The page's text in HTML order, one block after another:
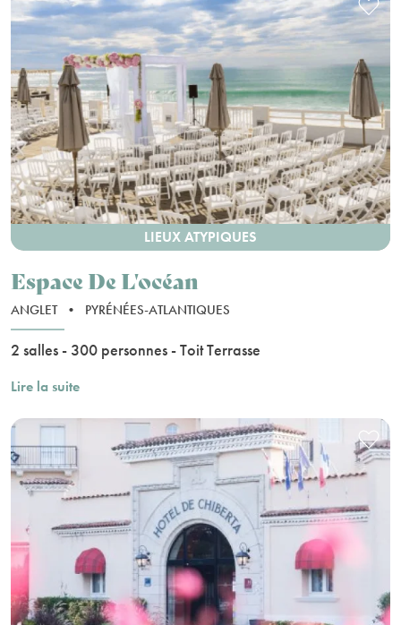
LIEUX ATYPIQUES
Espace De L'océan
ANGLET • PYRÉNÉES-ATLANTIQUES
2 salles - 300 personnes - Toit Terrasse
Lire la suite